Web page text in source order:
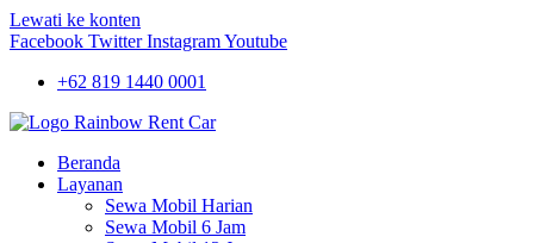
Lewati ke konten
Facebook Twitter InstagramYoutube
+62 819 1440 0001
Beranda
Layanan
Sewa Mobil Harian
Sewa Mobil 6 Jam